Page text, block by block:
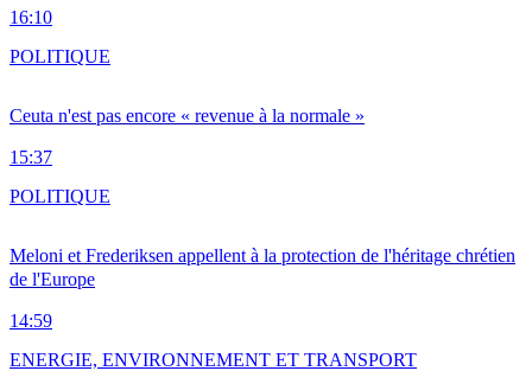
16:10
Ceuta n'est pas encore « revenue à la normale »
15:37
POLITIQUE
Meloni et Frederiksen appellent à la protection de l'héritage chrétien
de l'Europe
14:59
POLITIQUE
ENERGIE, ENVIRONNEMENT ET TRANSPORT